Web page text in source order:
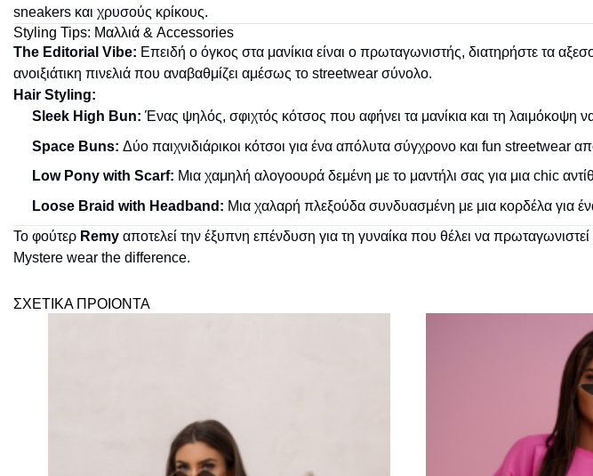
sneakers και χρυσούς κρίκους.
Styling Tips: Μαλλιά & Accessories
The Editorial Vibe: Επειδή ο όγκος στα μανίκια είναι ο πρωταγωνιστής, διατηρήστε τα
ανοιξιάτικη πινελιά που αναβαθμίζει αμέσως το streetwear σύνολο.
Hair Styling:
Sleek High Bun: Ένας ψηλός, σφιχτός κότσος που αφήνει τα μανίκια και τη λαιμόκοψη
Space Buns: Δύο παιχνιδιάρικοι κότσοι για ένα απόλυτα σύγχρονο και fun streetwear
Low Pony with Scarf: Μια χαμηλή αλογοουρά δεμένη με το μαντήλι σας για μια chic
Loose Braid with Headband: Μια χαλαρή πλεξούδα συνδυασμένη με μια κορδέλα για
Το φούτερ Remy αποτελεί την έξυπνη επένδυση για τη γυναίκα που θέλει να
Mystere wear the difference.
ΣΧΕΤΙΚΑ ΠΡΟΙΟΝΤΑ